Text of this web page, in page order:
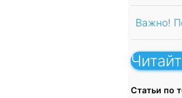
Важно!
Статьи по